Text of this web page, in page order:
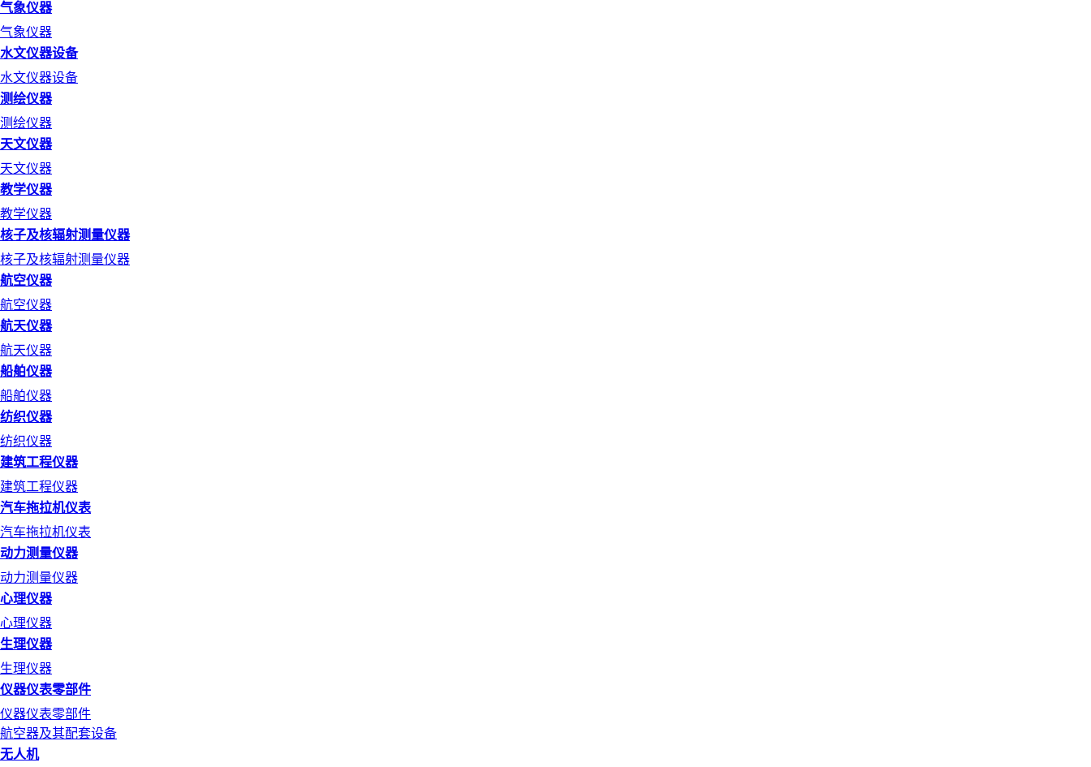
气象仪器
气象仪器
水文仪器设备
水文仪器设备
测绘仪器
测绘仪器
天文仪器
天文仪器
教学仪器
教学仪器
核子及核辐射测量仪器
核子及核辐射测量仪器
航空仪器
航空仪器
航天仪器
航天仪器
船舶仪器
船舶仪器
纺织仪器
纺织仪器
建筑工程仪器
建筑工程仪器
汽车拖拉机仪表
汽车拖拉机仪表
动力测量仪器
动力测量仪器
心理仪器
心理仪器
生理仪器
生理仪器
仪器仪表零部件
仪器仪表零部件
航空器及其配套设备
无人机